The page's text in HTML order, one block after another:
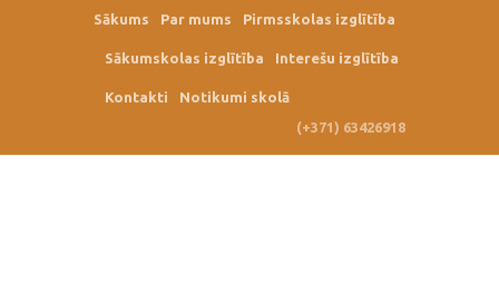
Sākums Par mums Pirmsskolas izglītība
Sākumskolas izglītība Interešu izglītība
Kontakti
Notikumi skolā
(+371) 63426918